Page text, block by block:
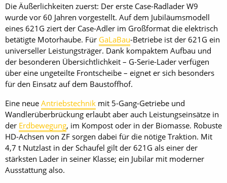
Die Äußerlichkeiten zuerst: Der erste Case-Radlader W9
wurde vor 60 Jahren vorgestellt. Auf dem Jubiläumsmodell
eines 621G ziert der Case-Adler im Großformat die elektrisch
betätigte Motorhaube. Für GaLaBau-Betriebe ist der 621G ein
universeller Leistungsträger. Dank kompaktem Aufbau und
der besonderen Übersichtlichkeit – G-Serie-Lader verfügen
über eine ungeteilte Frontscheibe – eignet er sich besonders
für den Einsatz auf dem Baustoffhof.
Eine neue Antriebstechnik mit 5-Gang-Getriebe und
Wandlerüberbrückung erlaubt aber auch Leistungseinsätze in
der Erdbewegung, im Kompost oder in der Biomasse. Robuste
HD-Achsen von ZF sorgen dabei für die nötige Traktion. Mit
4,7 t Nutzlast in der Schaufel gilt der 621G als einer der
stärksten Lader in seiner Klasse; ein Jubilar mit moderner
Ausstattung also.